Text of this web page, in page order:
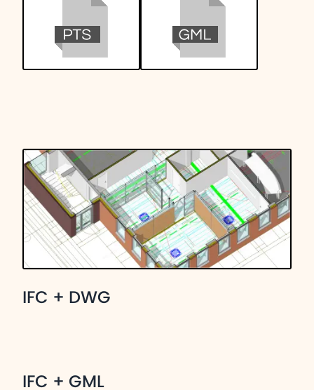
IFC + DWG
IFC + GML